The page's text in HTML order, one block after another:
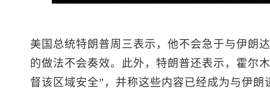
美国总统特朗普周三表示，他不会急于与伊朗
的做法不会奏效。此外，特朗普还表示，霍尔
督该区域安全”，并称这些内容已经成为与伊